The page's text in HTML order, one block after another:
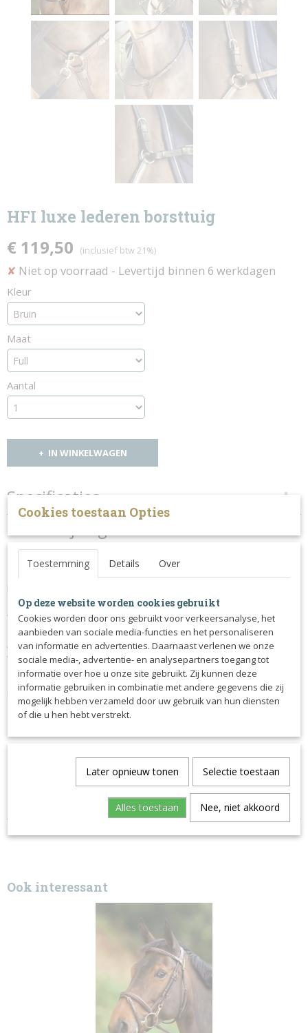
HFI luxe lederen borsttuig
€ 119,50 (inclusief btw 21%)
✘ Niet op voorraad - Levertijd binnen 6 werkdagen
Kleur
Maat
Aantal
IN WINKELWAGEN
Specificaties
Productcode
173-790
HFI luxe lederen borsttuig met afneembare martingaal.
Dit volledig verstelbare borsttuig past perfect bij de
De martingaal is verstelbaar en verwijderbaar door middel
van de musketonhaak.
Anatomisch gevormd, onderlegd met zacht leer en voorzien
van bijpassende kleur stiksels.
Het borsttuig wordt aan de singelstoten vastgemaakt door
middel van een lus.
Ook interessant
Cookies toestaan Opties
Toestemming Details Over
Op deze website worden cookies gebruikt
Cookies worden door ons gebruikt voor verkeersanalyse, het
aanbieden van sociale media-functies en het personaliseren
van informatie en advertenties. Daarnaast verlenen we onze
sociale media-, advertentie- en analysepartners toegang tot
informatie over hoe u onze site gebruikt. Zij kunnen deze
informatie gebruiken in combinatie met andere gegevens die zij
mogelijk hebben verzameld door uw gebruik van hun diensten
of die u hen hebt verstrekt.
Later opnieuw tonen Selectie toestaan
Alles toestaan Nee, niet akkoord